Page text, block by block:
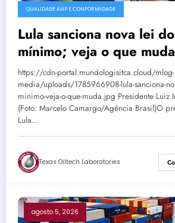
QUALIDADE ANP E CONFORMIDADE
Lula sanciona nova lei
mínimo; veja o que muda
https://cdn-portal.mundologisitca.cloud/mlog-
media/uploads/1785966908-lula-sanciona-
minimo-veja-o-que-muda.jpg Presidente Luiz
(Foto: Marcelo Camargo/Agência Brasil)O
Lula…
Texas Oiltech Laboratories
agosto 5, 2026